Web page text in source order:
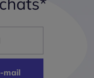
mail